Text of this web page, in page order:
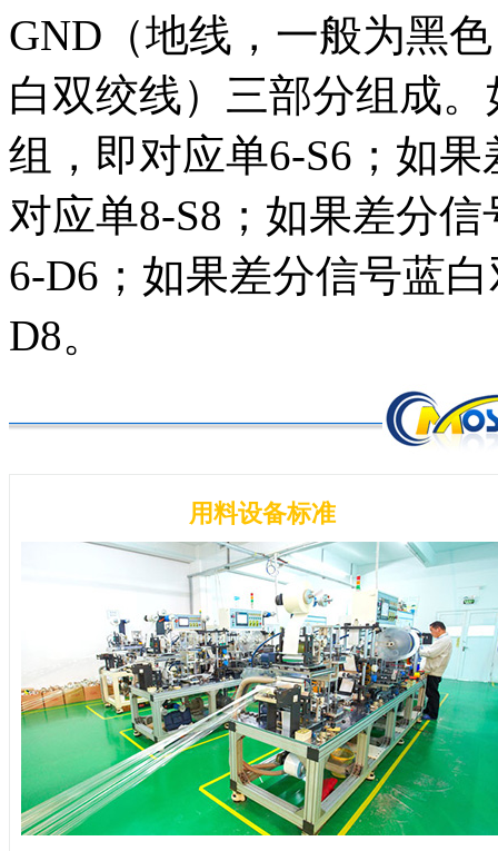
GND （地线，一般为黑
白双绞线）三部分组成
组，即对应单6-S6 ；如
对应单8-S8 ；如果差分
6-D6 ；如果差分信号蓝
D8。
用料设备标准